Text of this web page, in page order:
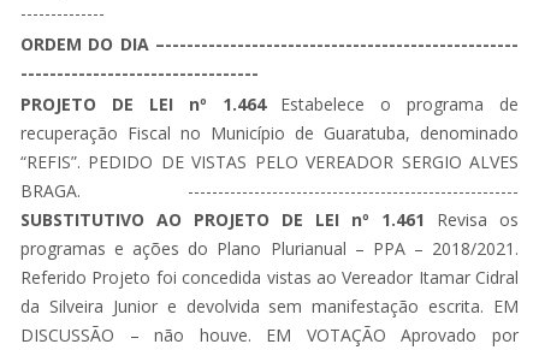
--------------
ORDEM DO DIA –-------------------------------------------------
---------------------------------
PROJETO DE LEI nº 1.464Estabelece o programa de
recuperação Fiscal no Município de Guaratuba, denominado
“REFIS”. PEDIDO DE VISTAS PELO VEREADOR SERGIO ALVES
BRAGA. -------------------------------------------------------
SUBSTITUTIVO AO PROJETO DE LEI nº 1.461 Revisa os
programas e ações do Plano Plurianual – PPA – 2018/2021.
Referido Projeto foi concedida vistas ao Vereador Itamar Cidral
da Silveira Junior e devolvida sem manifestação escrita. EM
DISCUSSÃO – não houve. EM VOTAÇÃO Aprovado por